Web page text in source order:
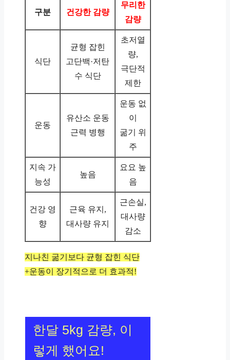
구분 건강한 감량
무리한
감량
식단
균형 잡힌
고단백·저탄
수 식단
초저열
량,
극단적
제한
운동
유산소 운동
근력 병행
운동 없
이
굶기 위
주
지속 가
능성
높음
요요 높
음
건강 영
향
근육 유지,
대사량 유지
근손실,
대사량
감소
지나친 굶기보다 균형 잡힌 식단
+운동이 장기적으로 더 효과적!
한달 5kg 감량, 이
렇게 했어요!